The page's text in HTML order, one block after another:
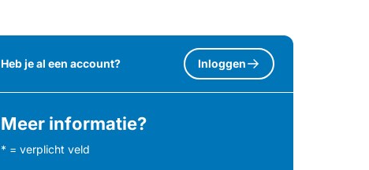
Heb je al een account? Inloggen
Meer informatie?
* = verplicht veld